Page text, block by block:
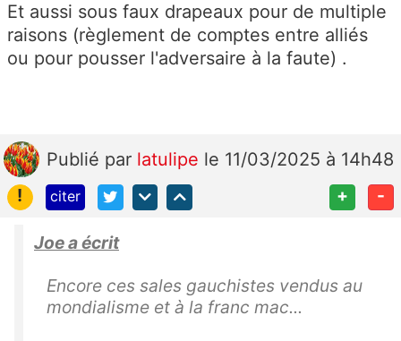
Et aussi sous faux drapeaux pour de multiple
raisons (règlement de comptes entre alliés
ou pour pousser l'adversaire à la faute) .
Publié par latulipe le 11/03/2025 à 14h48
!
citer + -
Joe a écrit
Encore ces sales gauchistes vendus au
mondialisme et à la franc mac...